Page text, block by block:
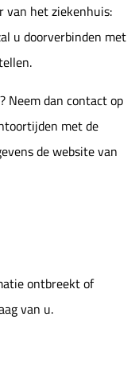
van het ziekenhuis:
u doorverbinden met
Neem dan contact op
met de
de website van
ontbreekt of
van u.